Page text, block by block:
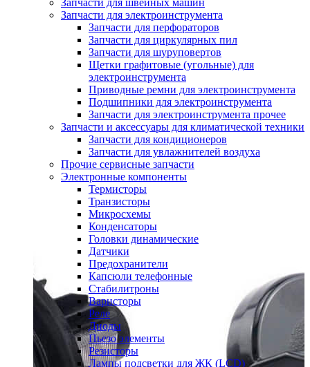
Запчасти для швейных машин
Запчасти для электроинструмента
Запчасти для перфораторов
Запчасти для циркулярных пил
Запчасти для шуруповертов
Щетки графитовые (угольные) для
электроинструмента
Приводные ремни для электроинструмента
Подшипники для электроинструмента
Запчасти для электроинструмента прочее
Запчасти и аксессуары для климатической техники
Запчасти для кондиционеров
Запчасти для увлажнителей воздуха
Прочие сервисные запчасти
Электронные компоненты
Термисторы
Транзисторы
Микросхемы
Конденсаторы
Головки динамические
Датчики
Предохранители
Капсюли телефонные
Стабилитроны
Варисторы
Реле
Диоды
Пьезо элементы
Резисторы
Лампы подсветки для ЖК (LCD)